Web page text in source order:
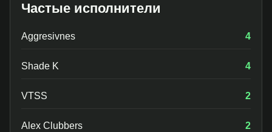
Частые исполнители
Aggresivnes 4
Shade K 4
VTSS 2
Alex Clubbers 2